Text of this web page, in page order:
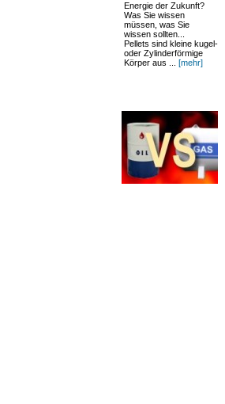
Energie der Zukunft?
Was Sie wissen
müssen, was Sie
wissen sollten...
Pellets sind kleine kugel-
oder Zylinderförmige
Körper aus ... [mehr]